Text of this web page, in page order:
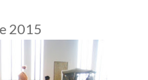
2015